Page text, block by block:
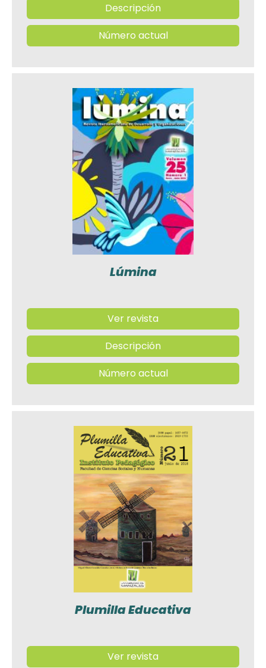
Descripción
Número actual
Lúmina
Ver revista
Descripción
Número actual
Plumilla Educativa
Ver revista